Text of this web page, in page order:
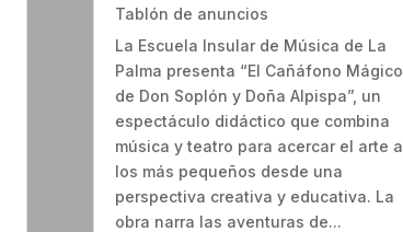
Tablón de anuncios
La Escuela Insular de Música de La
Palma presenta “El Cañáfono Mágico
de Don Soplón y Doña Alpispa”, un
espectáculo didáctico que combina
música y teatro para acercar el arte a
los más pequeños desde una
perspectiva creativa y educativa. La
obra narra las aventuras de...